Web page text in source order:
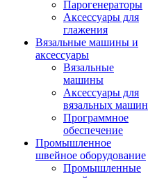
Парогенераторы
Аксессуары для
глажения
Вязальные машины и
аксессуары
Вязальные
машины
Аксессуары для
вязальных машин
Программное
обеспечение
Промышленное
швейное оборудование
Промышленные